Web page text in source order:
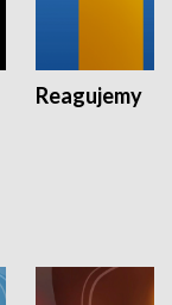
Reagujemy